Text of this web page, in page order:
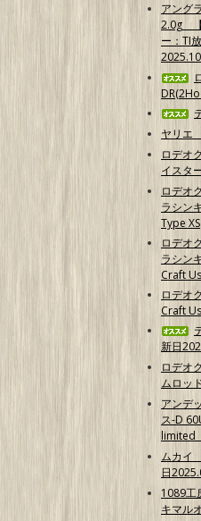
アング
2.0g 【
ー：TI
ヤリエ
ロデオ
イスタ
ロデオ
ラシン
Type XS
ロデオ
ラシン
Craft
ロデオ
Craft
新日
ロデオ
ムロッ
アンデ
ス-D
limited
ムカイ
日
1089
キマル